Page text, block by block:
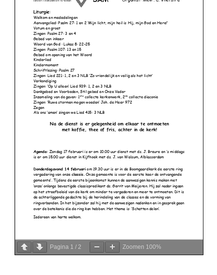
Pagina 1 / 2 Zoomen 100%